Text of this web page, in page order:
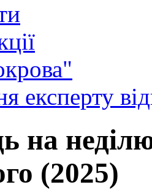
експерту
на
(2025)